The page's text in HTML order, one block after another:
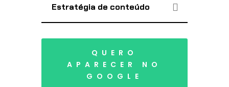
Estratégia de conteúdo
QUERO
APARECER NO
GOOGLE